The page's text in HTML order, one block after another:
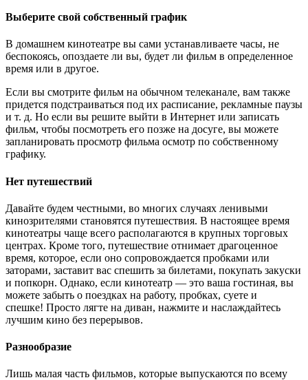
Выберите свой собственный график
В домашнем кинотеатре вы сами устанавливаете часы, не
беспокоясь, опоздаете ли вы, будет ли фильм в определенное
время или в другое.
Если вы смотрите фильм на обычном телеканале, вам также
придется подстраиваться под их расписание, рекламные паузы
и т. д. Но если вы решите выйти в Интернет или записать
фильм, чтобы посмотреть его позже на досуге, вы можете
запланировать просмотр фильма осмотр по собственному
графику.
Нет путешествий
Давайте будем честными, во многих случаях ленивыми
кинозрителями становятся путешествия. В настоящее время
кинотеатры чаще всего располагаются в крупных торговых
центрах. Кроме того, путешествие отнимает драгоценное
время, которое, если оно сопровождается пробками или
заторами, заставит вас спешить за билетами, покупать закуски
и попкорн. Однако, если кинотеатр — это ваша гостиная, вы
можете забыть о поездках на работу, пробках, суете и
спешке! Просто лягте на диван, нажмите и наслаждайтесь
лучшим кино без перерывов.
Разнообразие
Лишь малая часть фильмов, которые выпускаются по всему